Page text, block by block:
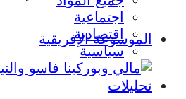
الموسوعة الإفريقية
تحليلات
اجتماعية
اقتصادية
سياسية